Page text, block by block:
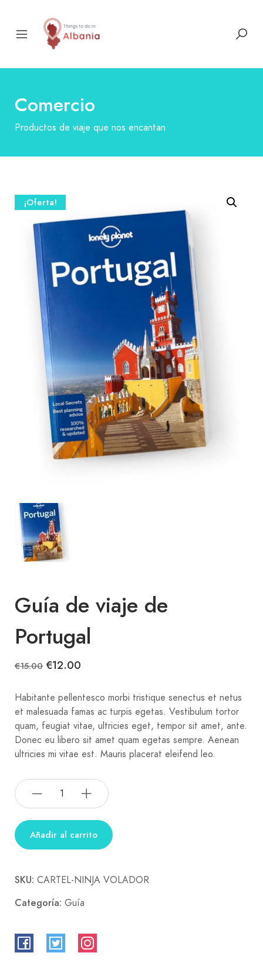
Comercio
Productos de viaje que nos encantan
¡Oferta!
Guía de viaje de
Portugal
€15.00 El
original
era:
€15.00.
€12.00
actual
es:
€12.00.
Habitante pellentesco morbi tristique senectus et netus
et malesuada famas ac turpis egetas. Vestibulum tortor
quam, feugiat vitae, ultricies eget, tempor sit amet, ante.
Donec eu libero sit amet quam egetas sempre. Aenean
ultricies mi vitae est. Mauris placerat eleifend leo.
Añadir al carrito
SKU: CARTEL-NINJA VOLADOR
Categoría: Guía